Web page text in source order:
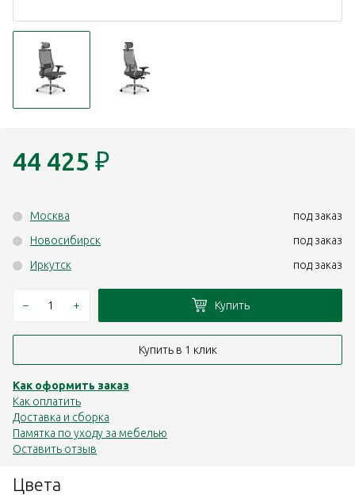
Цвета
44 425 ₽
Москва
под заказ
Новосибирск
под заказ
Иркутск
под заказ
– + Купить
Купить в 1 клик
Как оформить заказ
Как оплатить
Доставка и сборка
Памятка по уходу за мебелью
Оставить отзыв